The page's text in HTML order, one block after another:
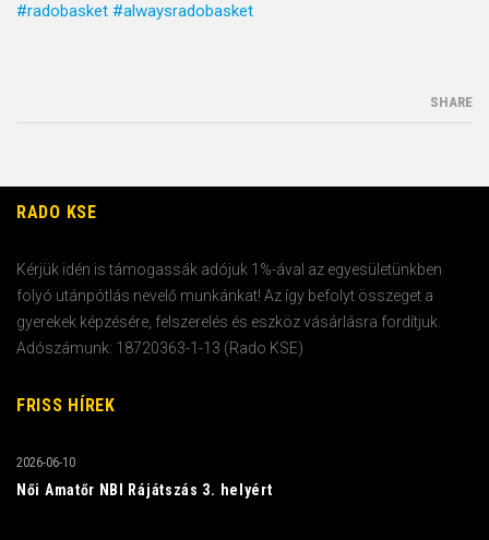
#radobasket #alwaysradobasket
SHARE
RADO KSE
Kérjük idén is támogassák adójuk 1%-ával az egyesületünkben
folyó utánpótlás nevelő munkánkat! Az így befolyt összeget a
gyerekek képzésére, felszerelés és eszköz vásárlásra fordítjuk.
Adószámunk: 18720363-1-13 (Rado KSE)
FRISS HÍREK
Női Amatőr NBI Rájátszás 3. helyért
2026-06-10